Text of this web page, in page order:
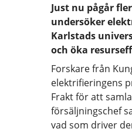
Just nu pågår
undersöker
Karlstads
och öka
Forskare från
elektrifieringens
Frakt för att
försäljningschef
vad som driver